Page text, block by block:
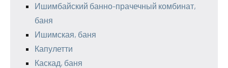
Ишимбайский банно-прачечный комбинат,
баня
Ишимская, баня
Капулетти
Каскад, баня